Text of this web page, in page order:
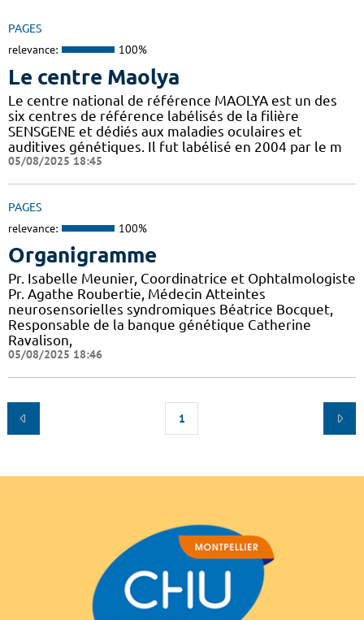
PAGES
relevance: 100%
Le centre Maolya
Le centre national de référence MAOLYA est un des
six centres de référence labélisés de la filière
SENSGENE et dédiés aux maladies oculaires et
auditives génétiques. Il fut labélisé en 2004 par le m
05/08/2025 18:45
PAGES
relevance: 100%
Organigramme
Pr. Isabelle Meunier, Coordinatrice et Ophtalmologiste
Pr. Agathe Roubertie, Médecin Atteintes
neurosensorielles syndromiques Béatrice Bocquet,
Responsable de la banque génétique Catherine
Ravalison,
05/08/2025 18:46
1